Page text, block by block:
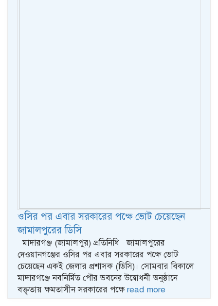
ওসির পর এবার সরকারের পক্ষে ভোট চেয়েছেন
জামালপুরের ডিসি
মাদারগঞ্জ (জামালপুর) প্রতিনিধি জামালপুরের
দেওয়ানগঞ্জের ওসির পর এবার সরকারের পক্ষে ভোট
চেয়েছেন একই জেলার প্রশাসক (ডিসি)। সোমবার বিকালে
মাদারগঞ্জে নবনির্মিত পৌর ভবনের উদ্বোধনী অনুষ্ঠানে
বক্তৃতায় ক্ষমতাসীন সরকারের পক্ষেread more